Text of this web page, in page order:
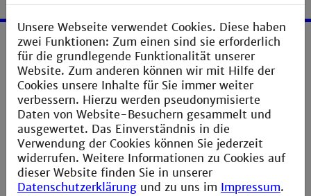
Service
Impressum
Erklärung zur Barrierefreiheit
Datenschutzerklärung
Sitemap
Anfahrt
Unsere Webseite verwendet Cookies. Diese haben
zwei Funktionen: Zum einen sind sie erforderlich
für die grundlegende Funktionalität unserer
Website. Zum anderen können wir mit Hilfe der
Cookies unsere Inhalte für Sie immer weiter
verbessern. Hierzu werden pseudonymisierte
Daten von Website-Besuchern gesammelt und
ausgewertet. Das Einverständnis in die
Verwendung der Cookies können Sie jederzeit
widerrufen. Weitere Informationen zu Cookies auf
dieser Website finden Sie in unserer
Datenschutzerklärung und zu uns im Impressum.